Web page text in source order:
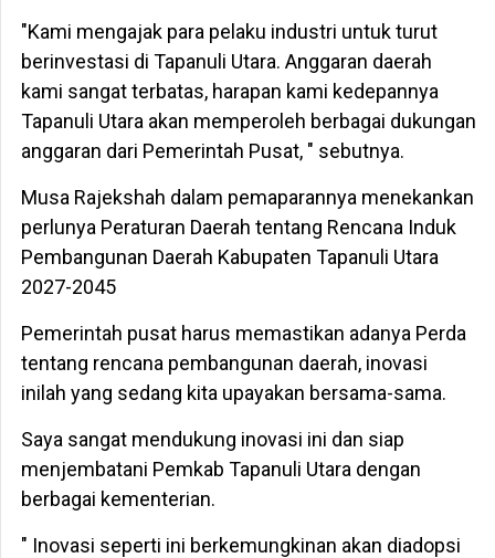
"Kami mengajak para pelaku industri untuk turut
berinvestasi di Tapanuli Utara. Anggaran daerah
kami sangat terbatas, harapan kami kedepannya
Tapanuli Utara akan memperoleh berbagai dukungan
anggaran dari Pemerintah Pusat, " sebutnya.
Musa Rajekshah dalam pemaparannya menekankan
perlunya Peraturan Daerah tentang Rencana Induk
Pembangunan Daerah Kabupaten Tapanuli Utara
2027-2045
Pemerintah pusat harus memastikan adanya Perda
tentang rencana pembangunan daerah, inovasi
inilah yang sedang kita upayakan bersama-sama.
Saya sangat mendukung inovasi ini dan siap
menjembatani Pemkab Tapanuli Utara dengan
berbagai kementerian.
" Inovasi seperti ini berkemungkinan akan diadopsi